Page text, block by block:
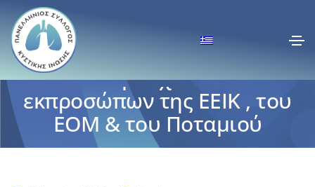
Συνάντηση για θέματα
Μεταμοσχεύσεων
εκπροσώπων της ΕΕΙΚ , του
ΕΟΜ & του Ποταμιού
Αρχική